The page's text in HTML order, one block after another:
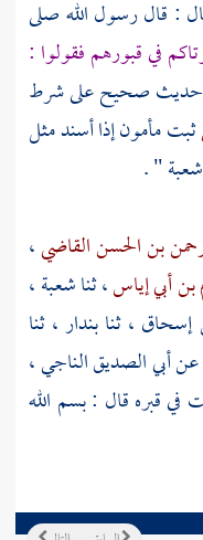
: قال رسول الله صلى
في قبورهم فقولوا :
صحيح على شرط
ثبت مأمون إذا أسند مثل
شعبة" .
بن الحسن القاضي،
بن أبي إياس، ثناشعبة،
إسحاق ، ثنابندار، ثنا
عنأبي الصديق الناجي،
في قبره قال : بسم الله